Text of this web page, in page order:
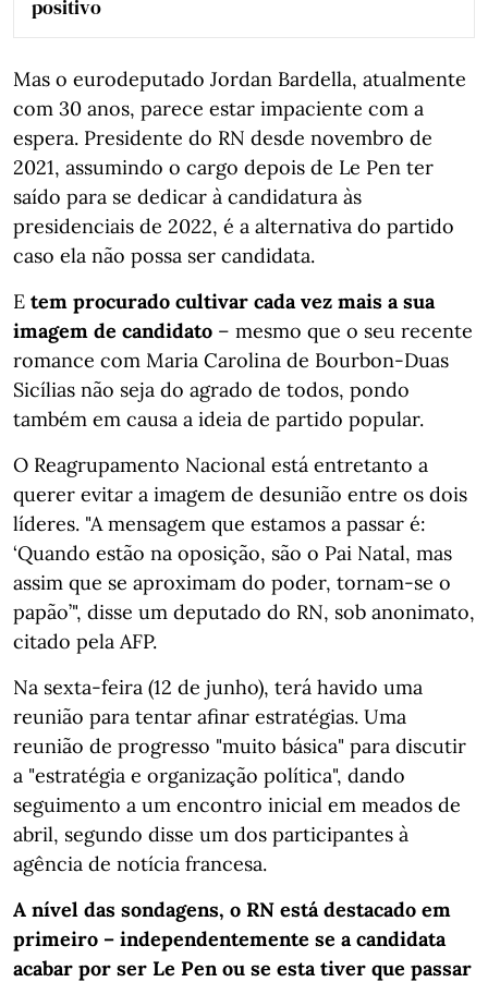
positivo
Mas o eurodeputado Jordan Bardella, atualmente
com 30 anos, parece estar impaciente com a
espera. Presidente do RN desde novembro de
2021, assumindo o cargo depois de Le Pen ter
saído para se dedicar à candidatura às
presidenciais de 2022, é a alternativa do partido
caso ela não possa ser candidata.
E tem procurado cultivar cada vez mais a sua
imagem de candidato – mesmo que o seu recente
romance com Maria Carolina de Bourbon-Duas
Sicílias não seja do agrado de todos, pondo
também em causa a ideia de partido popular.
O Reagrupamento Nacional está entretanto a
querer evitar a imagem de desunião entre os dois
líderes. "A mensagem que estamos a passar é:
‘Quando estão na oposição, são o Pai Natal, mas
assim que se aproximam do poder, tornam-se o
papão’", disse um deputado do RN, sob anonimato,
citado pela AFP.
Na sexta-feira (12 de junho), terá havido uma
reunião para tentar afinar estratégias. Uma
reunião de progresso "muito básica" para discutir
a "estratégia e organização política", dando
seguimento a um encontro inicial em meados de
abril, segundo disse um dos participantes à
agência de notícia francesa.
A nível das sondagens, o RN está destacado em
primeiro – independentemente se a candidata
acabar por ser Le Pen ou se esta tiver que passar